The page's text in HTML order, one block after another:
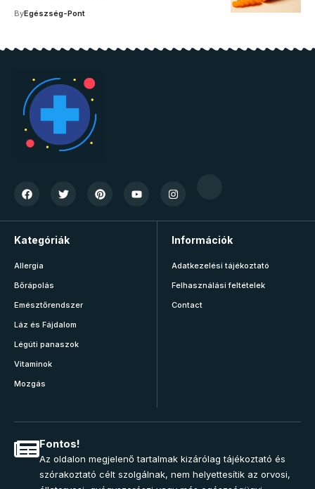
ByEgészség-Pont
Kategóriák
Allergia
Bőrápolás
Emésztőrendszer
Láz és Fájdalom
Légúti panaszok
Vitaminok
Mozgás
Információk
Adatkezelési tájékoztató
Felhasználási feltételek
Contact
Fontos!
Az oldalon megjelenő tartalmak kizárólag tájékoztató és
szórakoztató célt szolgálnak, nem helyettesítik az orvosi,